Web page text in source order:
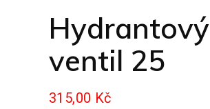
Hydrantový
ventil 25
315,00 Kč